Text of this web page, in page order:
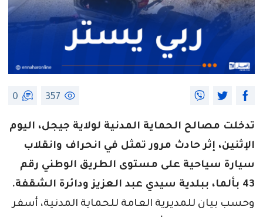
357
0
تدخلت مصالح الحماية المدنية لولاية جيجل، اليوم
الإثنين، إثر حادث مرور تمثل في انحراف وانقلاب
سيارة سياحية على مستوى الطريق الوطني رقم
43 بألما، ببلدية سيدي عبد العزيز ودائرة الشقفة.
وحسب بيان للمديرية العامة للحماية المدنية، أسفر